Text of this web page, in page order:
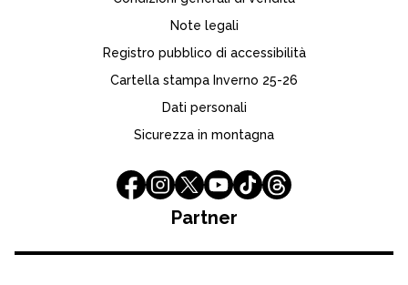
Note legali
Registro pubblico di accessibilità
Cartella stampa Inverno 25-26
Dati personali
Sicurezza in montagna
Partner